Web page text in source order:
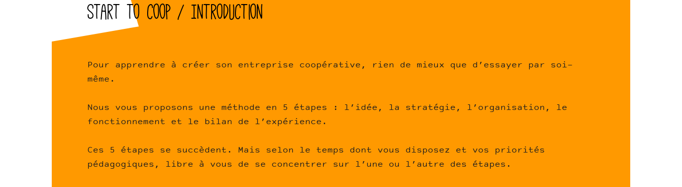
Start to coop / Introduction
Pour apprendre à créer son entreprise coopérative, rien de mieux que d’essayer par soi-
même.
Nous vous proposons une méthode en 5 étapes : l’idée, la stratégie, l’organisation, le
fonctionnement et le bilan de l’expérience.
Ces 5 étapes se succèdent. Mais selon le temps dont vous disposez et vos priorités
pédagogiques, libre à vous de se concentrer sur l’une ou l’autre des étapes.